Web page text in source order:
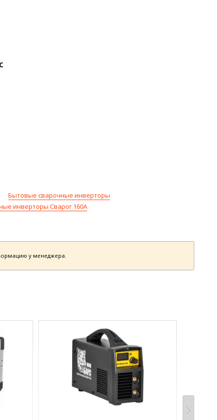
Бытовые сварочные инверторы
инверторы Сварог 160А
у менеджера.